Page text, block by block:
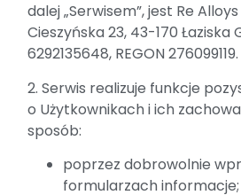
dalej „Serwisem”, jest Re Alloys
Cieszyńska 23, 43-170 Łaziska
6292135648, REGON 276099119.
2. Serwis realizuje funkcje
o Użytkownikach i ich
sposób:
poprzez dobrowolnie
formularzach informacje;